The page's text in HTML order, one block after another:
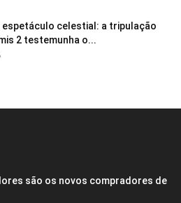
espetáculo celestial: a tripulação
2 testemunha o...
são os novos compradores de